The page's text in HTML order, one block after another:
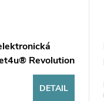
Revolution
DETAIL